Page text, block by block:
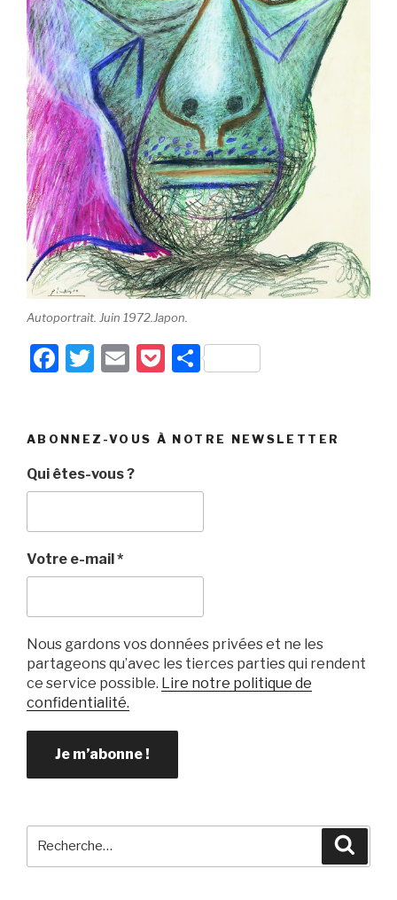
Autoportrait. Juin 1972.Japon.
F
e
b
o
o
k
T
er
E
P
k
P
g
ABONNEZ-VOUS À NOTRE NEWSLETTER
Qui êtes-vous ?
Votre e-mail*
Nous gardons vos données privées et ne les
partageons qu’avec les tierces parties qui rendent
ce service possible. Lire notre politique de
confidentialité.